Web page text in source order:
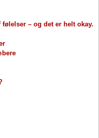
– og det er helt okay.